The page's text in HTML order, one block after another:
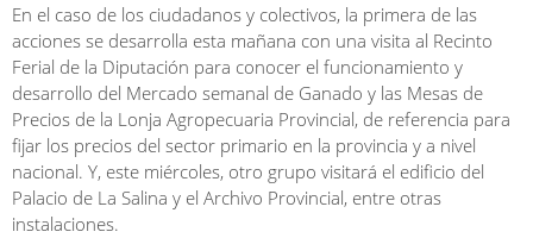
En el caso de los ciudadanos y colectivos, la primera de las
acciones se desarrolla esta mañana con una visita al Recinto
Ferial de la Diputación para conocer el funcionamiento y
desarrollo del Mercado semanal de Ganado y las Mesas de
Precios de la Lonja Agropecuaria Provincial, de referencia para
fijar los precios del sector primario en la provincia y a nivel
nacional. Y, este miércoles, otro grupo visitará el edificio del
Palacio de La Salina y el Archivo Provincial, entre otras
instalaciones.